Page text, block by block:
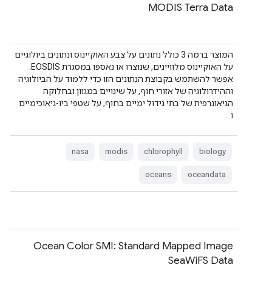
MODIS Terra Data
המוצר ברמה 3 כולל נתונים על צבע האוקיינוס ונתונים ביולוגיים
אפשר להשתמש בקבוצת הנתונים הזו כדי ללמוד על הביולוגיה
וההידרולוגיה של אזורי חוף, על שינויים במגוון ובחלוקה
הגיאוגרפית של בתי גידול ימיים בחוף, על שטפי ביו-גיאוכימיים
ו…
biology
chlorophyll
modis
nasa
oceandata
oceans
Ocean Color SMI: Standard Mapped Image
SeaWiFS Data